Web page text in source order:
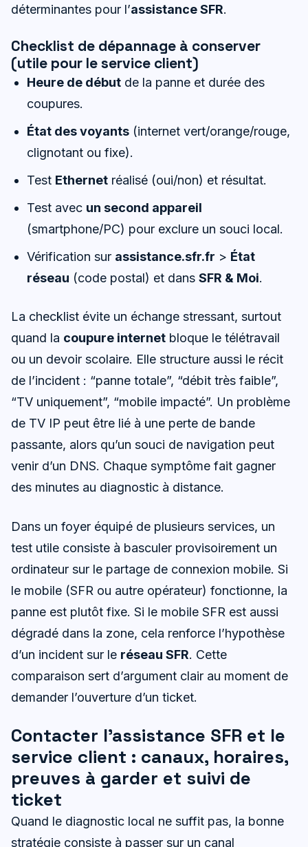
déterminantes pour l’assistance SFR.
Checklist de dépannage à conserver
(utile pour le service client)
Heure de début de la panne et durée des
coupures.
État des voyants (internet vert/orange/rouge,
clignotant ou fixe).
Test Ethernet réalisé (oui/non) et résultat.
Test avec un second appareil
(smartphone/PC) pour exclure un souci local.
Vérification sur assistance.sfr.fr > État
réseau (code postal) et dansSFR & Moi.
La checklist évite un échange stressant, surtout
quand la coupure internet bloque le télétravail
ou un devoir scolaire. Elle structure aussi le récit
de l’incident : “panne totale”, “débit très faible”,
“TV uniquement”, “mobile impacté”. Un problème
de TV IP peut être lié à une perte de bande
passante, alors qu’un souci de navigation peut
venir d’un DNS. Chaque symptôme fait gagner
des minutes au diagnostic à distance.
Dans un foyer équipé de plusieurs services, un
test utile consiste à basculer provisoirement un
ordinateur sur le partage de connexion mobile. Si
le mobile (SFR ou autre opérateur) fonctionne, la
panne est plutôt fixe. Si le mobile SFR est aussi
dégradé dans la zone, cela renforce l’hypothèse
d’un incident sur le réseau SFR. Cette
comparaison sert d’argument clair au moment de
demander l’ouverture d’un ticket.
Contacter l’assistance SFR et le
service client : canaux, horaires,
preuves à garder et suivi de
ticket
Quand le diagnostic local ne suffit pas, la bonne
stratégie consiste à passer sur un canal